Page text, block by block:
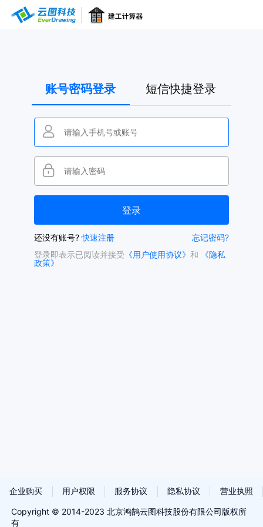
账号密码登录 短信快捷登录
还没有账号?快速注册
忘记密码?
登录即表示已阅读并接受 《用户使用协议》和
《隐私
政策》
企业购买 用户权限 服务协议 隐私协议 营业执照
联系我们
Copyright © 2014-2023 北京鸿鹄云图科技股份有限公司版权所
有